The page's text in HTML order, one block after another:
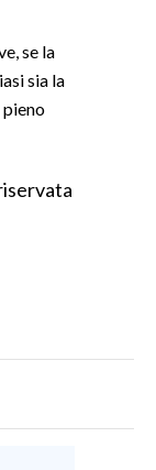
se la
sia la
pieno